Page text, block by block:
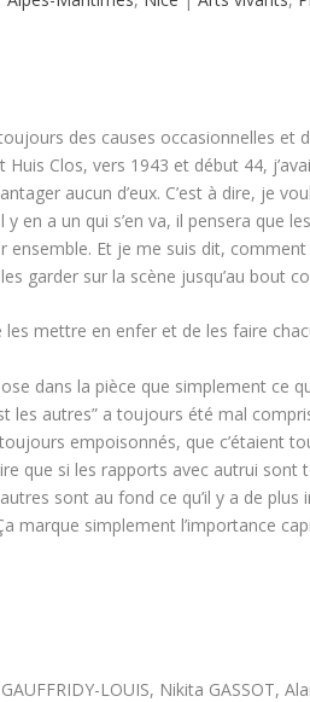
des causes occasionnelles et
Huis Clos, vers 1943 et début 44,
aucun d’eux. C’est à dire, je
y en a un qui s’en va, il pensera
ensemble. Et je me suis dit,
garder sur la scène jusqu’au bout
les mettre en enfer et de les faire
dans la pièce que simplement ce
les autres” a toujours été mal
empoisonnés, que c’étaient
que si les rapports avec autrui sont
autres sont au fond ce qu’il y a de
marque simplement l’importance
LOUIS, Nikita GASSOT,